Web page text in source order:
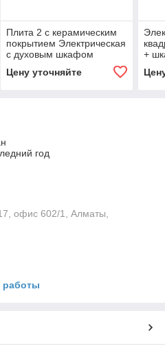
Плита 2 с керамическим
покрытием Электрическая
с духовым шкафом
Цену уточняйте
+
год
офис 602/1, Алматы,
работы